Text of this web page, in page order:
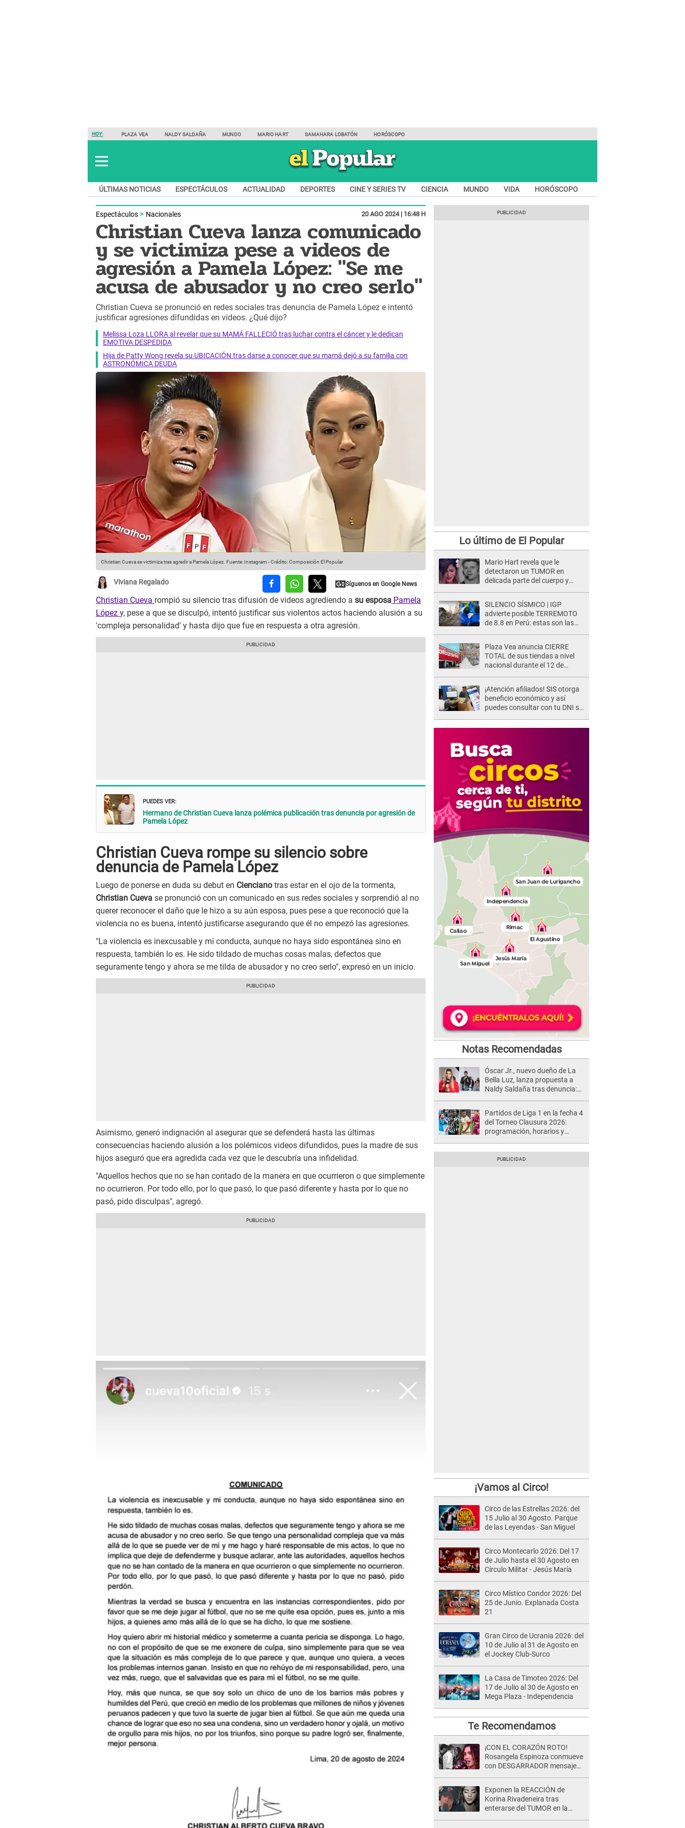
HOY: PLAZA VEA NALDY SALDAÑA MUNDO MARIO HART SAMAHARA LOBATÓN HORÓSCOPO
ÚLTIMAS NOTICIAS ESPECTÁCULOS ACTUALIDAD DEPORTES CINE Y SERIES TV CIENCIA MUNDO VIDA HORÓSCOPO
Espectáculos Nacionales 20 AGO 2024 | 16:48 H
Christian Cueva lanza comunicado
y se victimiza pese a videos de
agresión a Pamela López: "Se me
acusa de abusador y no creo serlo"
Christian Cueva se pronunció en redes sociales tras denuncia de Pamela López e intentó
justificar agresiones difundidas en videos. ¿Qué dijo?
Melissa Loza LLORA al revelar que su MAMÁ FALLECIÓ tras luchar contra el cáncer y le dedican
EMOTIVA DESPEDIDA
Hija de Patty Wong revela su UBICACIÓN tras darse a conocer que su mamá dejó a su familia con
ASTRONÓMICA DEUDA
Christian Cueva se victimiza tras agredir a Pamela López. Fuente: Instagram -Crédito: Composición El Popular
Viviana Regalado
Christian Cueva rompió su silencio tras difusión de videos agrediendo a su esposa Pamela
López y, pese a que se disculpó, intentó justificar sus violentos actos haciendo alusión a su
'compleja personalidad' y hasta dijo que fue en respuesta a otra agresión.
PUEDES VER:
Hermano de Christian Cueva lanza polémica publicación tras denuncia por agresión de
Pamela López
Christian Cueva rompe su silencio sobre
denuncia de Pamela López
Luego de ponerse en duda su debut en Cienciano tras estar en el ojo de la tormenta,
Christian Cueva se pronunció con un comunicado en sus redes sociales y sorprendió al no
querer reconocer el daño que le hizo a su aún esposa, pues pese a que reconoció que la
violencia no es buena, intentó justificarse asegurando que él no empezó las agresiones.
"La violencia es inexcusable y mi conducta, aunque no haya sido espontánea sino en
respuesta, también lo es. He sido tildado de muchas cosas malas, defectos que
seguramente tengo y ahora se me tilda de abusador y no creo serlo", expresó en un inicio.
Asimismo, generó indignación al asegurar que se defenderá hasta las últimas
consecuencias haciendo alusión a los polémicos videos difundidos, pues la madre de sus
hijos aseguró que era agredida cada vez que le descubría una infidelidad.
"Aquellos hechos que no se han contado de la manera en que ocurrieron o que simplemente
no ocurrieron. Por todo ello, por lo que pasó, lo que pasó diferente y hasta por lo que no
pasó, pido disculpas", agregó.
Lo último de El Popular
Mario Hart revela que le
detectaron un TUMOR en
delicada parte del cuerpo y
muy fuertes..."
SILENCIO SÍSMICO | IGP
advierte posible TERREMOTO
de 8.8 en Perú: estas son las
Plaza Vea anuncia CIERRE
TOTAL de sus tiendas a nivel
nacional durante el 12 de
¡Atención afiliados! SIS otorga
beneficio económico y así
puedes consultar con tu DNI si
Notas Recomendadas
Óscar Jr., nuevo dueño de La
Bella Luz, lanza propuesta a
Naldy Saldaña tras denuncia:
Partidos de Liga 1 en la fecha 4
del Torneo Clausura 2026:
programación, horarios y
¡Vamos al Circo!
Circo de las Estrellas 2026: del
15 Julio al 30 Agosto. Parque
de las Leyendas - San Miguel
Circo Montecarlo 2026: Del 17
de Julio hasta el 30 Agosto en
Círculo Militar - Jesús María
Circo Místico Condor 2026: Del
25 de Junio. Explanada Costa
21
Gran Circo de Ucrania 2026: del
10 de Julio al 31 de Agosto en
el Jockey Club-Surco
La Casa de Timoteo 2026: Del
17 de Julio al 30 de Agosto en
Mega Plaza - Independencia
Te Recomendamos
¡CON EL CORAZÓN ROTO!
Rosangela Espinoza conmueve
con DESGARRADOR mensaje
Exponen la REACCIÓN de
Korina Rivadeneira tras
enterarse del TUMOR en la